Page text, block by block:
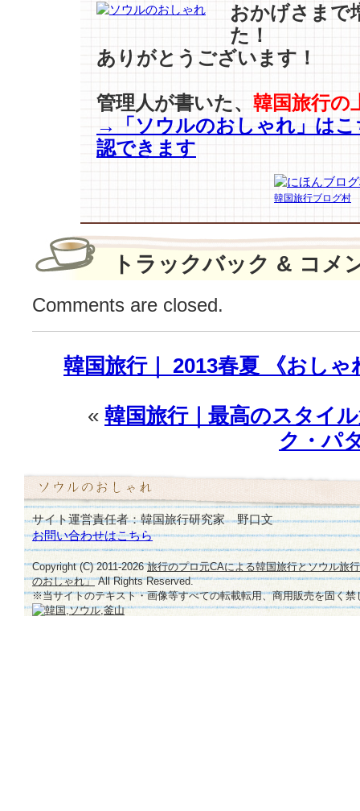
の
おかげさまで
た！
ありがとうございます！
管理人が書いた、 韓国旅行の
→「ソウルのおしゃれ」はこ
認できます
韓国旅行ブログ村
トラックバック & コメ
Comments are closed.
韓国旅行｜ 2013春夏 《おし
« 韓国旅行｜最高のスタイ
ク・パ
サイト運営責任者：韓国旅行研究家 野口文
お問い合わせはこちら
Copyright (C) 2011-2026旅行のプロ元CAによる韓国旅行とソウル旅
のおしゃれ」All Rights Reserved.
※当サイトのテキスト・画像等すべての転載転用、商用販売を固く禁